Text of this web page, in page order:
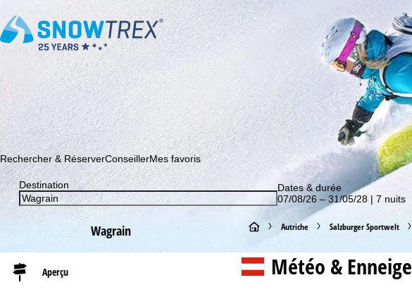
Abonnez-vous à notre newsletter et soyez le premier à découvrir nos promos !
Rechercher & RéserverConseillerMes favoris
Destination
Dates & durée
07/08/26 – 31/05/28 | 7 nuits
Wagrain
Aperçu
P
a
Autriche Salzburger Sportwelt
Météo &